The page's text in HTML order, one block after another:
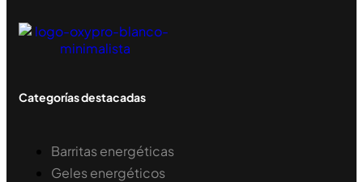
Categorías destacadas
Barritas energéticas
Geles energéticos